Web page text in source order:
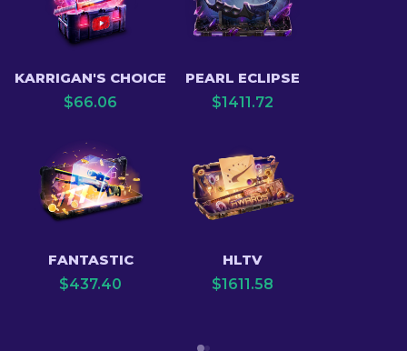
KARRIGAN'S CHOICE
$66.06
PEARL ECLIPSE
$1411.72
FANTASTIC
$437.40
HLTV
$1611.58